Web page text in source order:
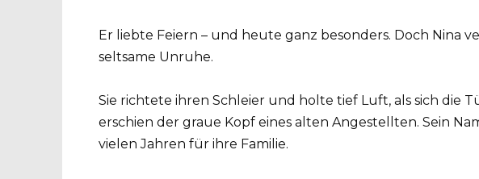
Er liebte Feiern – und heute ganz besonders. Doch Nina
seltsame Unruhe.
Sie richtete ihren Schleier und holte tief Luft, als sich die
erschien der graue Kopf eines alten Angestellten. Sein
vielen Jahren für ihre Familie.